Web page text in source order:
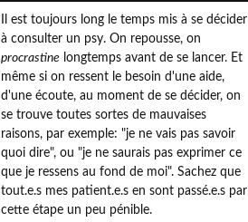
Il est toujours long le temps mis à se décider
à consulter un psy. On repousse, on
procrastine longtemps avant de se lancer. Et
même si on ressent le besoin d'une aide,
d'une écoute, au moment de se décider, on
se trouve toutes sortes de mauvaises
raisons, par exemple: "je ne vais pas savoir
quoi dire", ou "je ne saurais pas exprimer ce
que je ressens au fond de moi". Sachez que
tout.e.s mes patient.e.s en sont passé.e.s par
cette étape un peu pénible.